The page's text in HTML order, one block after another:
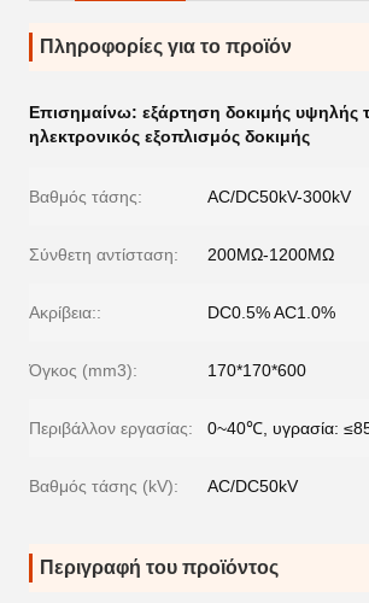
Πληροφορίες για το προϊόν
Επισημαίνω: εξάρτηση δοκιμής υψηλής
ηλεκτρονικός εξοπλισμός δοκιμής
Βαθμός τάσης: AC/DC50kV-300kV
Σύνθετη αντίσταση: 200MΩ-1200MΩ
Ακρίβεια:: DC0.5% AC1.0%
Όγκος (mm3): 170*170*600
Περιβάλλον εργασίας: 0~40℃, υγρασία:
Βαθμός τάσης (kV): AC/DC50kV
Περιγραφή του προϊόντος